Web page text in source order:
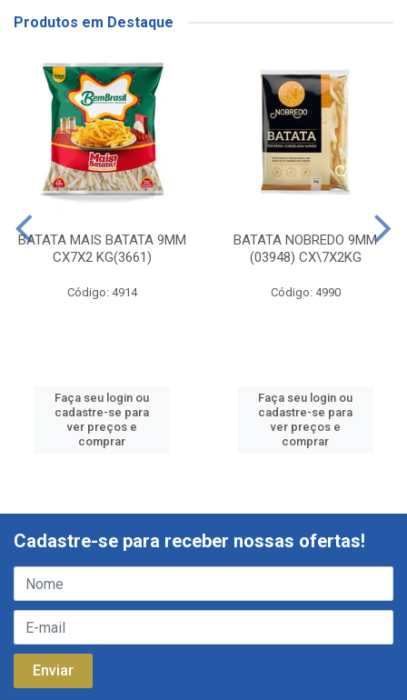
Produtos em Destaque
BATATA MAIS BATATA 9MM
CX7X2 KG(3661)
Código: 4914
Faça seu login ou
cadastre-se para
ver preços e
comprar
BATATA NOBREDO 9MM
(03948) CX\7X2KG
Código: 4990
Faça seu login ou
cadastre-se para
ver preços e
comprar
Cadastre-se para receber nossas ofertas!